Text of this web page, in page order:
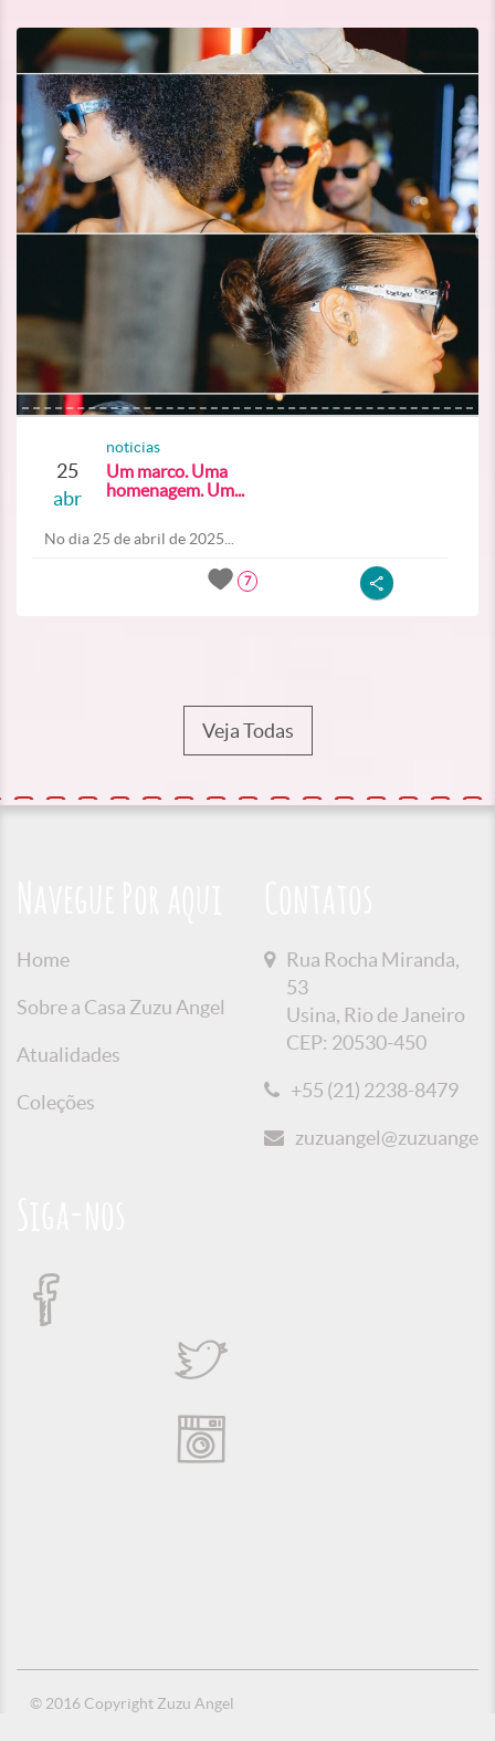
25
abr
noticias
Um marco. Uma
homenagem. Um...
No dia 25 de abril de 2025...
7
Veja Todas
Home
Sobre a Casa Zuzu Angel
Atualidades
Coleções
Rua Rocha Miranda,
53
Usina, Rio de Janeiro
CEP: 20530-450
+55 (21) 2238-8479
© 2016 Copyright Zuzu Angel